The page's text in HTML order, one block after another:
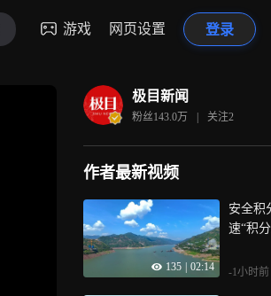
游戏 网页设置 登录
极目新闻
粉丝143.0万 | 关注2
作者最新视频
135 02:14
安全积
速“积
-1小时前